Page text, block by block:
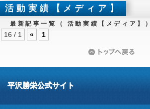
活動実績【メディア】
最新記事一覧（ 活動実績【メディア】）
16 / 1 « 1
平沢勝栄公式サイト